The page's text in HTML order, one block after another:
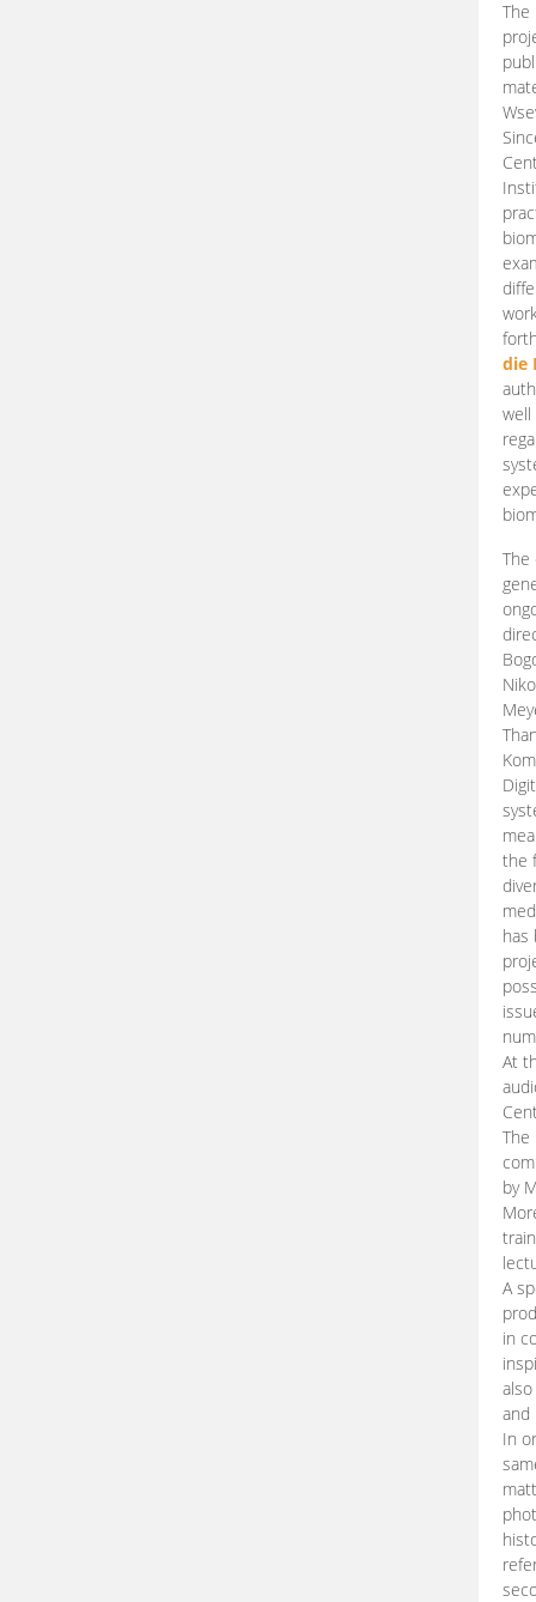
die
well
The
the
has
At
The
by
A
in
and
In